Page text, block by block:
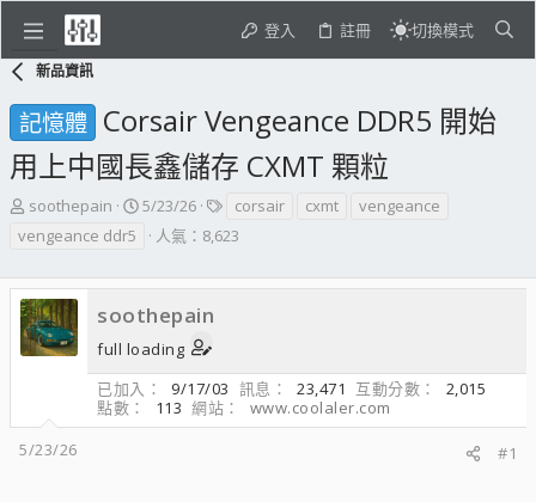
登入 註冊 切換模式
新品資訊
記憶體 Corsair Vengeance DDR5 開始
用上中國長鑫儲存 CXMT 顆粒
主
起
人
soothepain
開
期
5/23/26
標
籤
corsair cxmt
vengeance
vengeance ddr5
人氣：8,623
soothepain
full loading
已加入
9/17/03 訊息 23,471 互動分數
2,015
點數
113 網站
www.coolaler.com
5/23/26
#1